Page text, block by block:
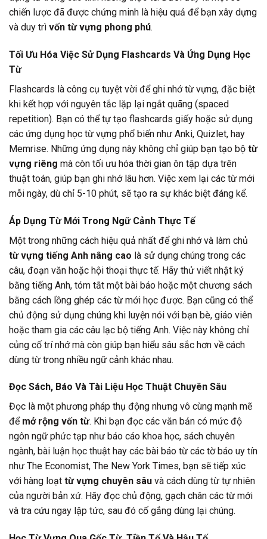
chiến lược đã được chứng minh là hiệu quả để bạn xây dựng
và duy trì vốn từ vựng phong phú.
Tối Ưu Hóa Việc Sử Dụng Flashcards Và Ứng Dụng Học
Từ
Flashcards là công cụ tuyệt vời để ghi nhớ từ vựng, đặc biệt
khi kết hợp với nguyên tắc lặp lại ngắt quãng (spaced
repetition). Bạn có thể tự tạo flashcards giấy hoặc sử dụng
các ứng dụng học từ vựng phổ biến như Anki, Quizlet, hay
Memrise. Những ứng dụng này không chỉ giúp bạn tạo bộ từ
vựng riêng mà còn tối ưu hóa thời gian ôn tập dựa trên
thuật toán, giúp bạn ghi nhớ lâu hơn. Việc xem lại các từ mới
mỗi ngày, dù chỉ 5-10 phút, sẽ tạo ra sự khác biệt đáng kể.
Áp Dụng Từ Mới Trong Ngữ Cảnh Thực Tế
Một trong những cách hiệu quả nhất để ghi nhớ và làm chủ
từ vựng tiếng Anh nâng cao là sử dụng chúng trong các
câu, đoạn văn hoặc hội thoại thực tế. Hãy thử viết nhật ký
bằng tiếng Anh, tóm tắt một bài báo hoặc một chương sách
bằng cách lồng ghép các từ mới học được. Bạn cũng có thể
chủ động sử dụng chúng khi luyện nói với bạn bè, giáo viên
hoặc tham gia các câu lạc bộ tiếng Anh. Việc này không chỉ
củng cố trí nhớ mà còn giúp bạn hiểu sâu sắc hơn về cách
dùng từ trong nhiều ngữ cảnh khác nhau.
Đọc Sách, Báo Và Tài Liệu Học Thuật Chuyên Sâu
Đọc là một phương pháp thụ động nhưng vô cùng mạnh mẽ
để mở rộng vốn từ. Khi bạn đọc các văn bản có mức độ
ngôn ngữ phức tạp như báo cáo khoa học, sách chuyên
ngành, bài luận học thuật hay các bài báo từ các tờ báo uy tín
như The Economist, The New York Times, bạn sẽ tiếp xúc
với hàng loạt từ vựng chuyên sâu và cách dùng từ tự nhiên
của người bản xứ. Hãy đọc chủ động, gạch chân các từ mới
và tra cứu ngay lập tức, sau đó cố gắng dùng lại chúng.